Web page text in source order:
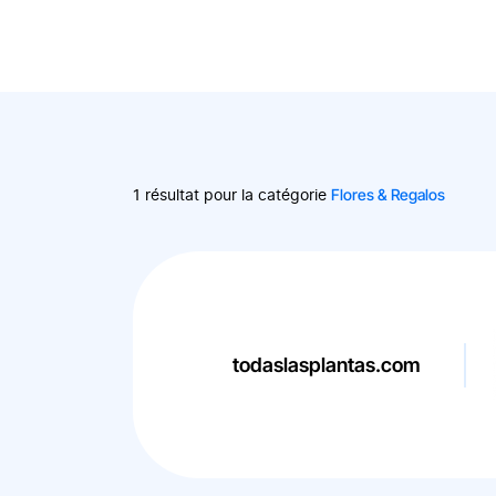
1 résultat pour la catégorie Flores & Regalos
todaslasplantas.com